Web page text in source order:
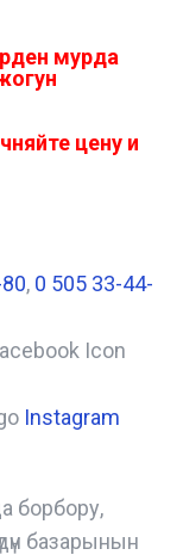
мурда
цену и
, 0 505 33-44-
Instagram
борбору,
базарынын